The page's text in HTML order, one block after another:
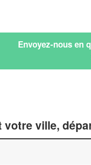
Envoyez-nous en
votre ville,